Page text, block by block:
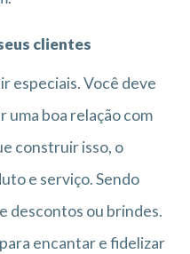
clientes
especiais. Você deve
uma boa relação com
construir isso, o
e serviço. Sendo
descontos ou brindes.
encantar e fidelizar